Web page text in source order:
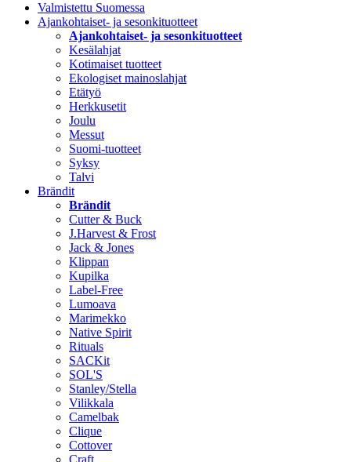
Valmistettu Suomessa
Ajankohtaiset- ja sesonkituotteet
Ajankohtaiset- ja sesonkituotteet
Kesälahjat
Kotimaiset tuotteet
Ekologiset mainoslahjat
Etätyö
Herkkusetit
Joulu
Messut
Suomi-tuotteet
Syksy
Talvi
Brändit
Brändit
Cutter & Buck
J.Harvest & Frost
Jack & Jones
Klippan
Kupilka
Label-Free
Lumoava
Marimekko
Native Spirit
Rituals
SACKit
SOL'S
Stanley/Stella
Vilikkala
Camelbak
Clique
Cottover
Craft